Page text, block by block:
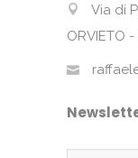
Via di
ORVIETO -